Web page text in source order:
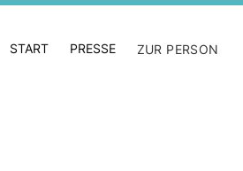
START PRESSE ZUR PERSON